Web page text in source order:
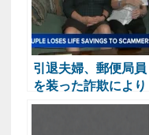
引退夫婦、郵便局員
を装った詐欺により
約85万ドルの貯蓄を